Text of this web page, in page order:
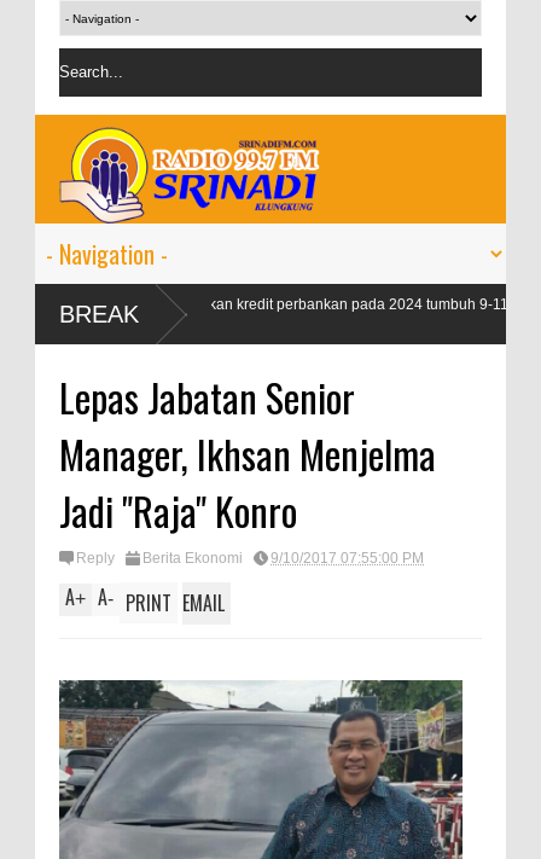
BREAK
OJK targetkan kredit perbankan pada 2024 tumbuh 9-11
persen
Lepas Jabatan Senior
Manager, Ikhsan Menjelma
Jadi "Raja" Konro
Reply Berita Ekonomi 9/10/2017 07:55:00 PM
A+ A- PRINT EMAIL